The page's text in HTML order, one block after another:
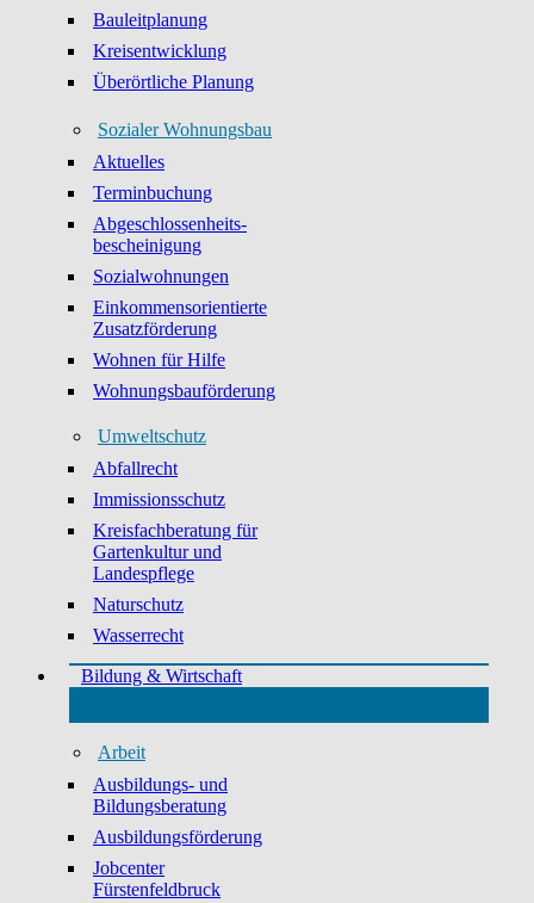
Bauleitplanung
Kreisentwicklung
Überörtliche Planung
Sozialer Wohnungsbau
Aktuelles
Terminbuchung
Abgeschlossenheits-
bescheinigung
Sozialwohnungen
Einkommensorientierte
Zusatzförderung
Wohnen für Hilfe
Wohnungsbauförderung
Umweltschutz
Abfallrecht
Immissionsschutz
Kreisfachberatung für
Gartenkultur und
Landespflege
Naturschutz
Wasserrecht
Bildung & Wirtschaft
Arbeit
Ausbildungs- und
Bildungsberatung
Ausbildungsförderung
Jobcenter
Fürstenfeldbruck